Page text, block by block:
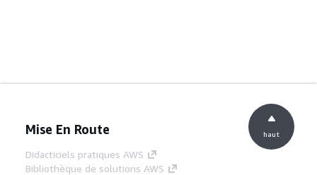
Mise En Route
Didacticiels pratiques AWS
Bibliothèque de solutions AWS
haut